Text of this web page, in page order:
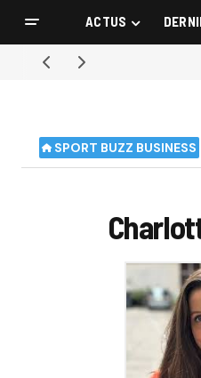
ACTUS
SPORT BUZZ BUSINESS